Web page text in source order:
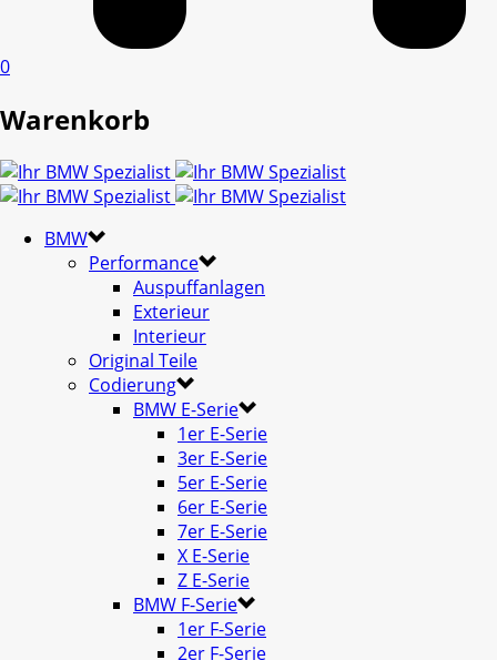
0
Warenkorb
BMW
Performance
Auspuffanlagen
Exterieur
Interieur
Original Teile
Codierung
BMW E-Serie
1er E-Serie
3er E-Serie
5er E-Serie
6er E-Serie
7er E-Serie
X E-Serie
Z E-Serie
BMW F-Serie
1er F-Serie
2er F-Serie